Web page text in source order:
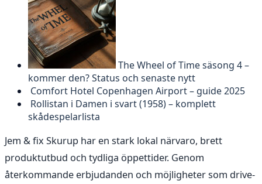
The Wheel of Time säsong 4 –
kommer den? Status och senaste nytt
Comfort Hotel Copenhagen Airport – guide 2025
Rollistan i Damen i svart (1958) – komplett
skådespelarlista
Jem & fix Skurup har en stark lokal närvaro, brett
produktutbud och tydliga öppettider. Genom
återkommande erbjudanden och möjligheter som drive-